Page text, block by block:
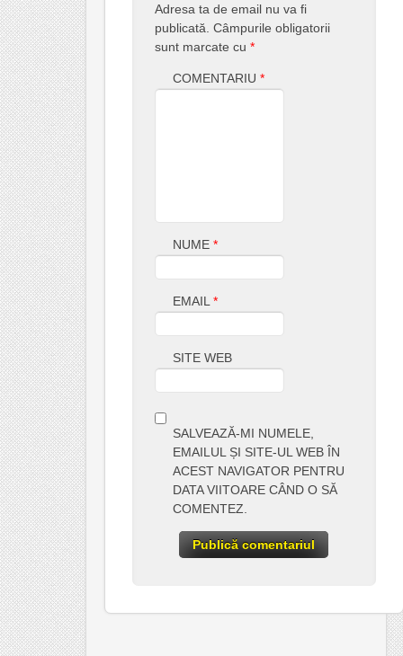
Adresa ta de email nu va fi
publicată. Câmpurile obligatorii
sunt marcate cu *
COMENTARIU *
NUME *
EMAIL *
SITE WEB
SALVEAZĂ-MI NUMELE,
EMAILUL ȘI SITE-UL WEB ÎN
ACEST NAVIGATOR PENTRU
DATA VIITOARE CÂND O SĂ
COMENTEZ.